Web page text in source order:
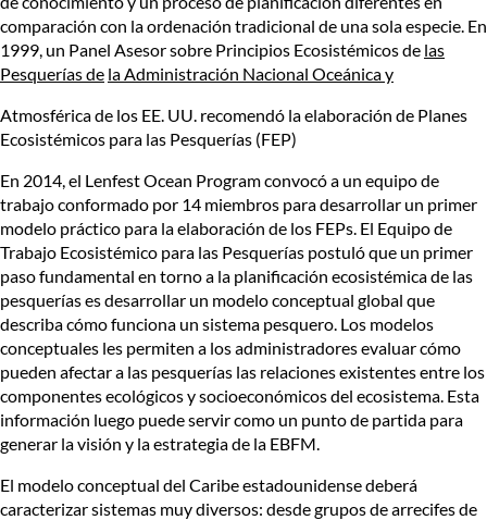
comparación con la ordenación tradicional de una sola especie. En
1999, un Panel Asesor sobre Principios Ecosistémicos de las
Pesquerías de la Administración Nacional Oceánica y
Atmosférica de los EE. UU. recomendó la elaboración de Planes
Ecosistémicos para las Pesquerías (FEP)
En 2014, el Lenfest Ocean Program convocó a un equipo de
trabajo conformado por 14 miembros para desarrollar un primer
modelo práctico para la elaboración de los FEPs. El Equipo de
Trabajo Ecosistémico para las Pesquerías postuló que un primer
paso fundamental en torno a la planificación ecosistémica de las
pesquerías es desarrollar un modelo conceptual global que
describa cómo funciona un sistema pesquero. Los modelos
conceptuales les permiten a los administradores evaluar cómo
pueden afectar a las pesquerías las relaciones existentes entre los
componentes ecológicos y socioeconómicos del ecosistema. Esta
información luego puede servir como un punto de partida para
generar la visión y la estrategia de la EBFM.
El modelo conceptual del Caribe estadounidense deberá
caracterizar sistemas muy diversos: desde grupos de arrecifes de